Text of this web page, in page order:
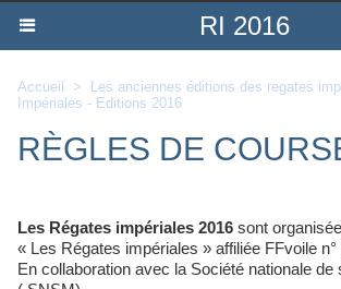
RI 2016
Accueil > Les anciennes éditions des regates
Impériales - Editions 2016
RÈGLES DE
Les Régates impériales 2016 sont
« Les Régates impériales » affiliée FFvoile n°
En collaboration avec la Société nationale de